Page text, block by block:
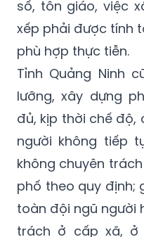
số, tôn giáo, việc
xếp phải được tính
phù hợp thực tiễn.
Tỉnh Quảng Ninh
lưỡng, xây dựng
đủ, kịp thời chế độ,
người không tiếp
không chuyên
phố theo quy định;
toàn đội ngũ người
trách ở cấp xã,